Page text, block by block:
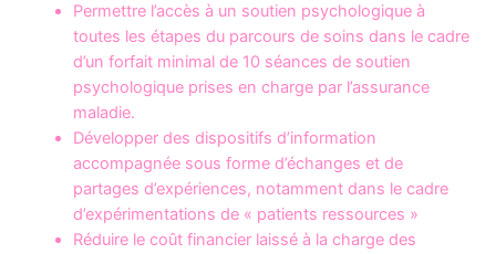
Permettre l’accès à un soutien psychologique à
toutes les étapes du parcours de soins dans le cadre
d’un forfait minimal de 10 séances de soutien
psychologique prises en charge par l’assurance
maladie.
Développer des dispositifs d’information
accompagnée sous forme d’échanges et de
partages d’expériences, notamment dans le cadre
d’expérimentations de « patients ressources »
Réduire le coût financier laissé à la charge des